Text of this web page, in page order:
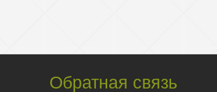
Обратная связь